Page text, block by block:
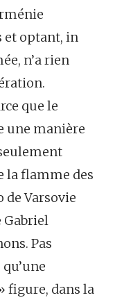
et optant, in
n’a rien
que le
une manière
la flamme des
Varsovie
Gabriel
Pas
figure, dans la